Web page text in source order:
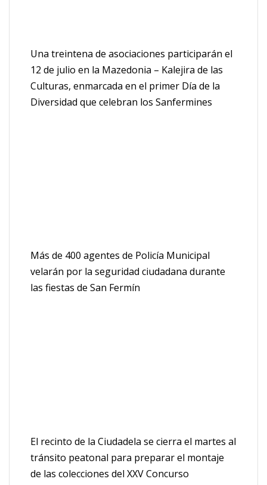
Una treintena de asociaciones participarán el
12 de julio en la Mazedonia – Kalejira de las
Culturas, enmarcada en el primer Día de la
Diversidad que celebran los Sanfermines
Más de 400 agentes de Policía Municipal
velarán por la seguridad ciudadana durante
las fiestas de San Fermín
El recinto de la Ciudadela se cierra el martes al
tránsito peatonal para preparar el montaje
de las colecciones del XXV Concurso